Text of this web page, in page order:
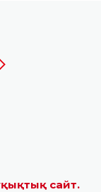
сайт.